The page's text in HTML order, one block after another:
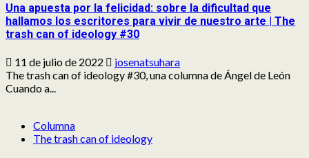
Una apuesta por la felicidad: sobre la dificultad que
hallamos los escritores para vivir de nuestro arte | The
trash can of ideology #30
11 de julio de 2022
josenatsuhara
The trash can of ideology #30, una columna de Ángel de León
Cuando a...
Columna
The trash can of ideology